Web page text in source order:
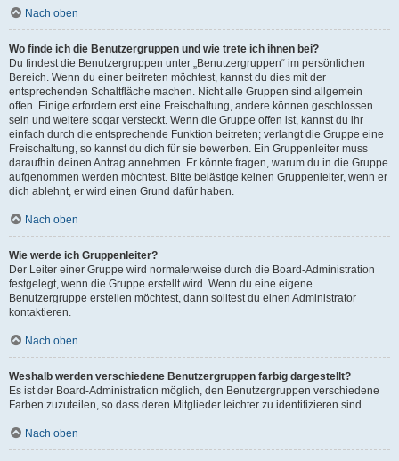
Nach oben
Wo finde ich die Benutzergruppen und wie trete ich ihnen bei?
Du findest die Benutzergruppen unter „Benutzergruppen“ im persönlichen
Bereich. Wenn du einer beitreten möchtest, kannst du dies mit der
entsprechenden Schaltfläche machen. Nicht alle Gruppen sind allgemein
offen. Einige erfordern erst eine Freischaltung, andere können geschlossen
sein und weitere sogar versteckt. Wenn die Gruppe offen ist, kannst du ihr
einfach durch die entsprechende Funktion beitreten; verlangt die Gruppe eine
Freischaltung, so kannst du dich für sie bewerben. Ein Gruppenleiter muss
daraufhin deinen Antrag annehmen. Er könnte fragen, warum du in die Gruppe
aufgenommen werden möchtest. Bitte belästige keinen Gruppenleiter, wenn er
dich ablehnt, er wird einen Grund dafür haben.
Nach oben
Wie werde ich Gruppenleiter?
Der Leiter einer Gruppe wird normalerweise durch die Board-Administration
festgelegt, wenn die Gruppe erstellt wird. Wenn du eine eigene
Benutzergruppe erstellen möchtest, dann solltest du einen Administrator
kontaktieren.
Nach oben
Weshalb werden verschiedene Benutzergruppen farbig dargestellt?
Es ist der Board-Administration möglich, den Benutzergruppen verschiedene
Farben zuzuteilen, so dass deren Mitglieder leichter zu identifizieren sind.
Nach oben